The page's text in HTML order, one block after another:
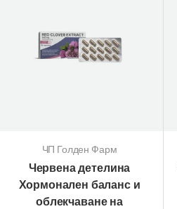
ЧП Голден Фарм
Червена детелина
Хормонален баланс и
облекчаване на